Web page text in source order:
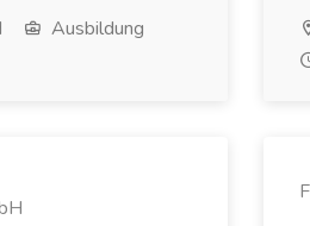
Ausbildung